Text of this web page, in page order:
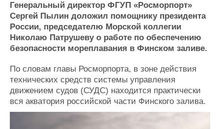
Компании
Репутация
Работа
Крюинг
Реклама
Оборудование
Изделия
Материалы
Услуги
Конференции
Выставки и семинары
Флот
Галерея флота
Генеральный директор ФГУП «Росморпорт»
Сергей Пылин доложил помощнику президента
России, председателю Морской коллегии
Николаю Патрушеву о работе по обеспечению
безопасности мореплавания в Финском заливе.
По словам главы Росморпорта, в зоне действия
технических средств системы управления
движением судов (СУДС) находится практически
вся акватория российской части Финского залива.